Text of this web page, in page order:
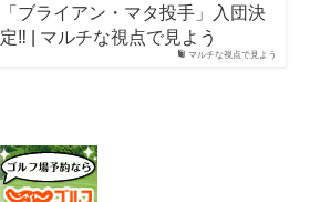
マルチな視点で見よう
「ブライアン・マタ投手」入団決
定‼️ | マルチな視点で見よう